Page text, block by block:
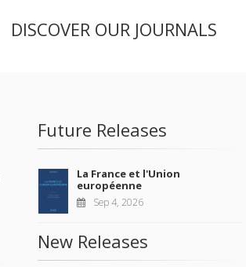
DISCOVER OUR JOURNALS
Future Releases
La France et l'Union
européenne
Sep 4, 2026
New Releases